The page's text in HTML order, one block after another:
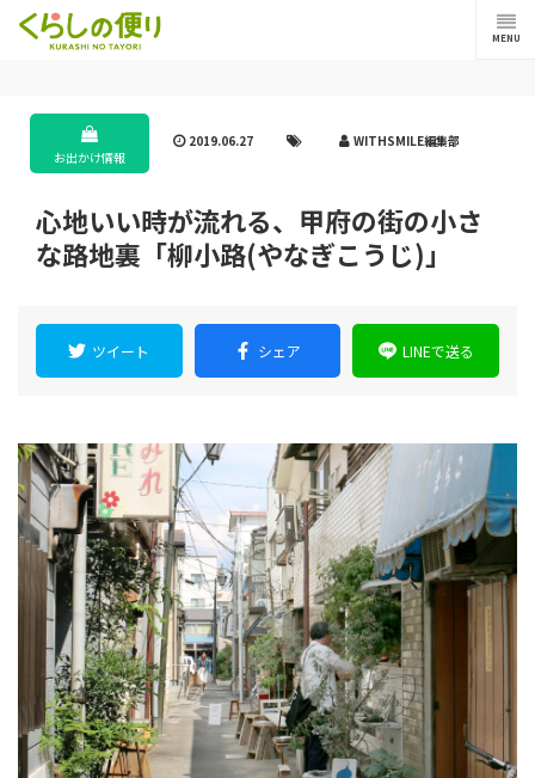
MENU
お出かけ情報
2019.06.27 WITHSMILE編集部
心地いい時が流れる、甲府の街の小さ
な路地裏「柳小路(やなぎこうじ)」
ツイート シェア LINEで送る